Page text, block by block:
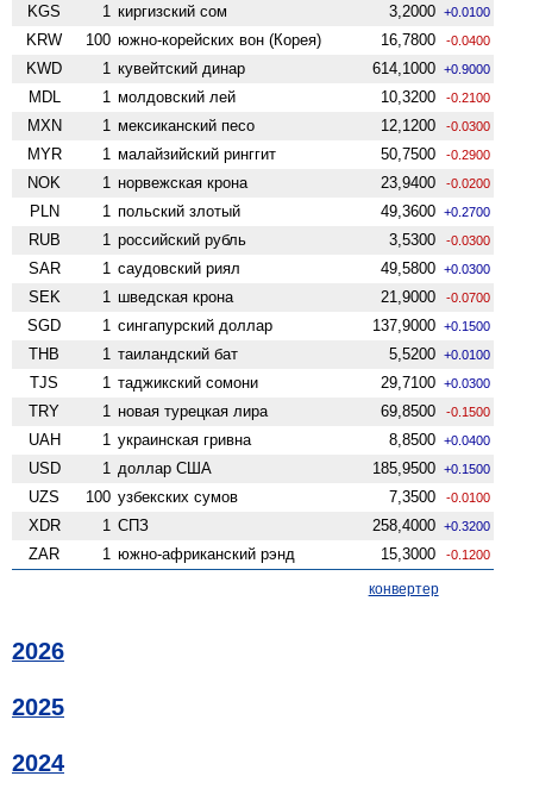
KGS 1 киргизский сом 3,2000 +0.0100
KRW 100 южно-корейских вон (Корея) 16,7800 -0.0400
KWD 1 кувейтский динар 614,1000 +0.9000
MDL 1 молдовский лей 10,3200 -0.2100
MXN 1 мексиканский песо 12,1200 -0.0300
MYR 1 малайзийский ринггит 50,7500 -0.2900
NOK 1 норвежская крона 23,9400 -0.0200
PLN 1 польский злотый 49,3600 +0.2700
RUB 1 российский рубль 3,5300 -0.0300
SAR 1 саудовский риял 49,5800 +0.0300
SEK 1 шведская крона 21,9000 -0.0700
SGD 1 сингапурский доллар 137,9000 +0.1500
THB 1 таиландский бат 5,5200 +0.0100
TJS 1 таджикский сомони 29,7100 +0.0300
TRY 1 новая турецкая лира 69,8500 -0.1500
UAH 1 украинская гривна 8,8500 +0.0400
USD 1 доллар США 185,9500 +0.1500
UZS 100 узбекских сумов 7,3500 -0.0100
XDR 1 СПЗ 258,4000 +0.3200
ZAR 1 южно-африканский рэнд 15,3000 -0.1200
конвертер
2026
2025
2024